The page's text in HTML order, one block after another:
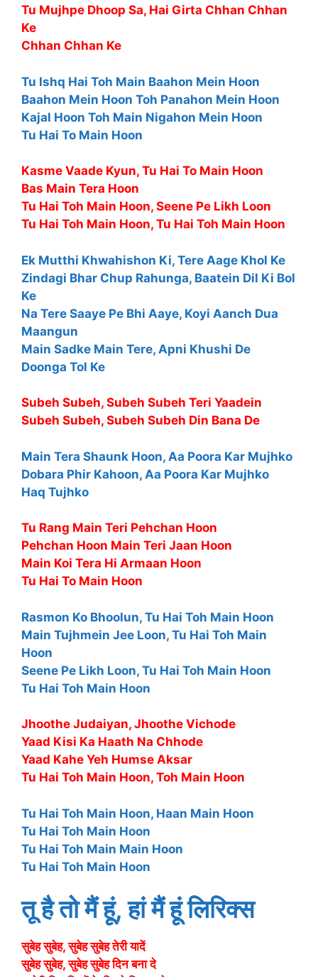
Tu Mujhpe Dhoop Sa, Hai Girta Chhan Chhan
Ke
Chhan Chhan Ke
Tu Ishq Hai Toh Main Baahon Mein Hoon
Baahon Mein Hoon Toh Panahon Mein Hoon
Kajal Hoon Toh Main Nigahon Mein Hoon
Tu Hai To Main Hoon
Kasme Vaade Kyun, Tu Hai To Main Hoon
Bas Main Tera Hoon
Tu Hai Toh Main Hoon, Seene Pe Likh Loon
Tu Hai Toh Main Hoon, Tu Hai Toh Main Hoon
Ek Mutthi Khwahishon Ki, Tere Aage Khol Ke
Zindagi Bhar Chup Rahunga, Baatein Dil Ki Bol
Ke
Na Tere Saaye Pe Bhi Aaye, Koyi Aanch Dua
Maangun
Main Sadke Main Tere, Apni Khushi De
Doonga Tol Ke
Subeh Subeh, Subeh Subeh Teri Yaadein
Subeh Subeh, Subeh Subeh Din Bana De
Main Tera Shaunk Hoon, Aa Poora Kar Mujhko
Dobara Phir Kahoon, Aa Poora Kar Mujhko
Haq Tujhko
Tu Rang Main Teri Pehchan Hoon
Pehchan Hoon Main Teri Jaan Hoon
Main Koi Tera Hi Armaan Hoon
Tu Hai To Main Hoon
Rasmon Ko Bhoolun, Tu Hai Toh Main Hoon
Main Tujhmein Jee Loon, Tu Hai Toh Main
Hoon
Seene Pe Likh Loon, Tu Hai Toh Main Hoon
Tu Hai Toh Main Hoon
Jhoothe Judaiyan, Jhoothe Vichode
Yaad Kisi Ka Haath Na Chhode
Yaad Kahe Yeh Humse Aksar
Tu Hai Toh Main Hoon, Toh Main Hoon
Tu Hai Toh Main Hoon, Haan Main Hoon
Tu Hai Toh Main Hoon
Tu Hai Toh Main Main Hoon
Tu Hai Toh Main Hoon
तू है तो मैं हूं, हां मैं हूं लिरिक्स
सुबेह सुबेह, सुबेह सुबेह तेरी यादें
सुबेह सुबेह, सुबेह सुबेह दिन बना दे